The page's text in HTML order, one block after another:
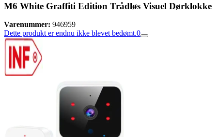
M6 White Graffiti Edition Trådløs Visuel Dørklokke
Varenummer: 946959
Dette produkt er endnu ikke blevet bedømt.0